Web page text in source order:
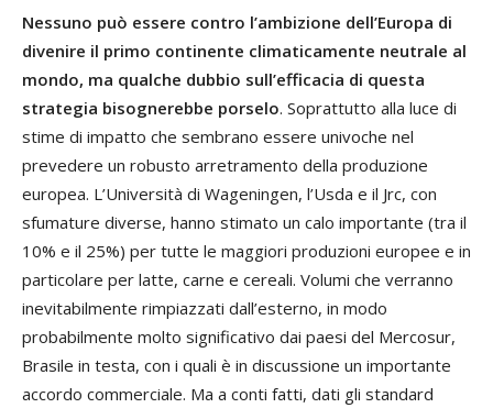
Nessuno può essere contro l’ambizione dell’Europa di
divenire il primo continente climaticamente neutrale al
mondo, ma qualche dubbio sull’efficacia di questa
strategia bisognerebbe porselo. Soprattutto alla luce di
stime di impatto che sembrano essere univoche nel
prevedere un robusto arretramento della produzione
europea. L’Università di Wageningen, l’Usda e il Jrc, con
sfumature diverse, hanno stimato un calo importante (tra il
10% e il 25%) per tutte le maggiori produzioni europee e in
particolare per latte, carne e cereali. Volumi che verranno
inevitabilmente rimpiazzati dall’esterno, in modo
probabilmente molto significativo dai paesi del Mercosur,
Brasile in testa, con i quali è in discussione un importante
accordo commerciale. Ma a conti fatti, dati gli standard